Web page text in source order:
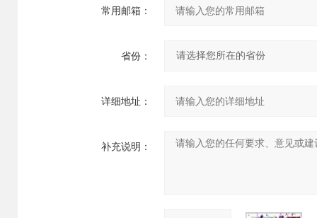
常用邮箱：
省份：
详细地址：
补充说明：